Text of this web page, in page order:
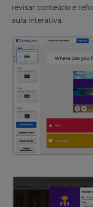
revisar conteúdo e
aula interativa.